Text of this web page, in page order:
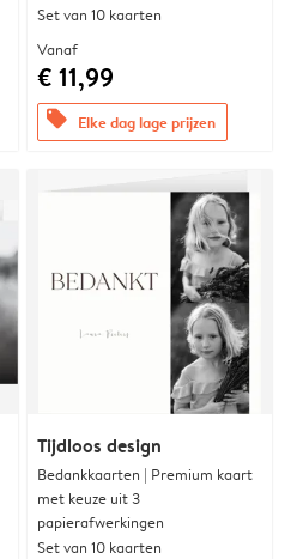
Set van 10 kaarten
Vanaf
€ 11,99
offers Elke dag lage prijzen
Tijdloos design
Bedankkaarten | Premium kaart
met keuze uit 3
papierafwerkingen
Set van 10 kaarten